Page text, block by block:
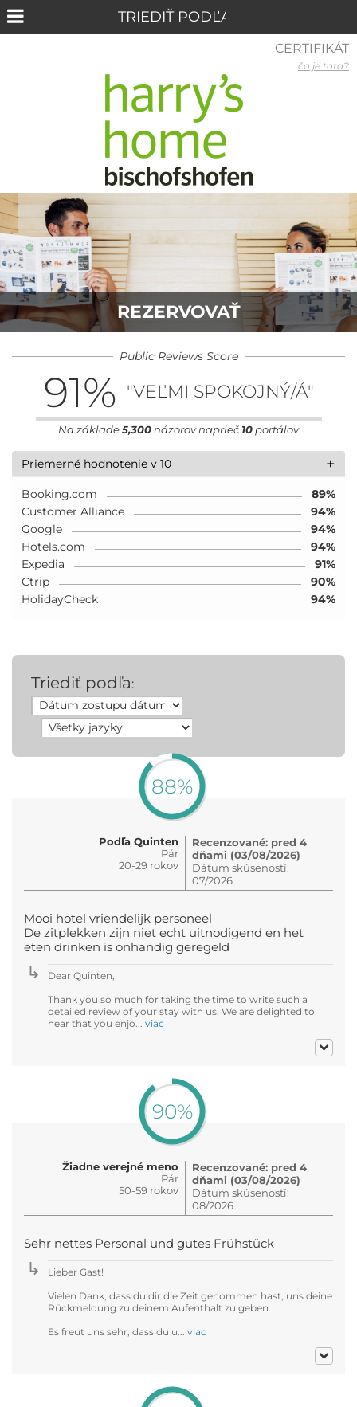
REZERVOVAŤ
Public Reviews Score
91% "VEĽMI SPOKOJNÝ/Á"
Na základe5,300 názorov naprieč 10 portálov
+
Priemerné hodnotenie v 10
Booking.com
89%
Customer Alliance
94%
Google
94%
Hotels.com
94%
Expedia
91%
Ctrip
90%
HolidayCheck
94%
Triediť podľa:
88%
Podľa Quinten
Pár
20-29 rokov
Recenzované: pred 4
dňami (03/08/2026)
Dátum skúseností:
07/2026
Mooi hotel vriendelijk personeel
De zitplekken zijn niet echt uitnodigend en het
eten drinken is onhandig geregeld
Dear Quinten,
Thank you so much for taking the time to write such a
detailed review of your stay with us. We are delighted to
hear that you enjo... viac
90%
Žiadne verejné meno
Pár
50-59 rokov
Recenzované: pred 4
dňami (03/08/2026)
Dátum skúseností:
08/2026
Sehr nettes Personal und gutes Frühstück
Lieber Gast!
Vielen Dank, dass du dir die Zeit genommen hast, uns deine
Rückmeldung zu deinem Aufenthalt zu geben.
Es freut uns sehr, dass du u... viac
CERTIFIKÁT
čo je toto?